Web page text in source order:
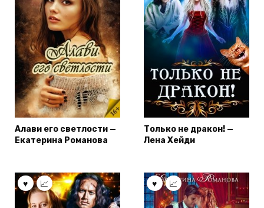
Алави его светлости —
Екатерина Романова
Только не дракон! —
Лена Хейди